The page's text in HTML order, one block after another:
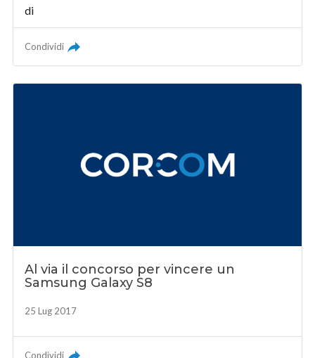
di
Condividi
Al via il concorso per vincere un
Samsung Galaxy S8
25 Lug 2017
Condividi